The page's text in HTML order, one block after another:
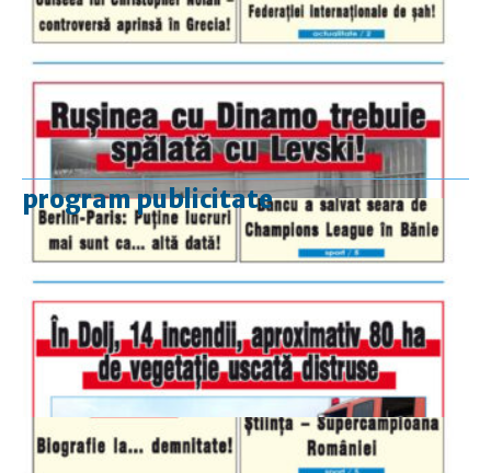
program publicitate
luni-vineri
9.00 - 17.00
duminică
9.00 - 12.00